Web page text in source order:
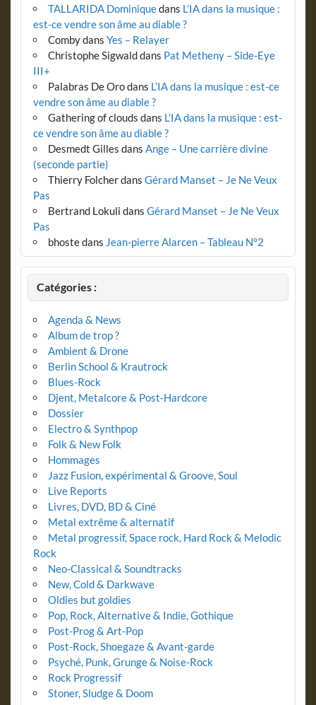
TALLARIDA Dominiquedans L’IA dans la musique :
est-ce vendre son âme au diable ?
Combydans Yes – Relayer
Christophe Sigwalddans Pat Metheny – Side-Eye
III+
Palabras De Orodans L’IA dans la musique : est-ce
vendre son âme au diable ?
Gathering of clouds dans L’IA dans la musique : est-
ce vendre son âme au diable ?
Desmedt Gilles dans Ange – Une carrière divine
(seconde partie)
Thierry Folcherdans Gérard Manset – Je Ne Veux
Pas
Bertrand Lokuli dans Gérard Manset – Je Ne Veux
Pas
bhostedans Jean-pierre Alarcen – Tableau N°2
Catégories :
Agenda & News
Album de trop ?
Ambient & Drone
Berlin School & Krautrock
Blues-Rock
Djent, Metalcore & Post-Hardcore
Dossier
Electro & Synthpop
Folk & New Folk
Hommages
Jazz Fusion, expérimental & Groove, Soul
Live Reports
Livres, DVD, BD & Ciné
Metal extrême & alternatif
Metal progressif, Space rock, Hard Rock & Melodic
Rock
Neo-Classical & Soundtracks
New, Cold & Darkwave
Oldies but goldies
Pop, Rock, Alternative & Indie, Gothique
Post-Prog & Art-Pop
Post-Rock, Shoegaze & Avant-garde
Psyché, Punk, Grunge & Noise-Rock
Rock Progressif
Stoner, Sludge & Doom